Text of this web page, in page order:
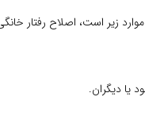
زیر است، اصلاح رفتار
یا دیگران.